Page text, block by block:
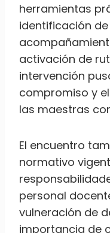
herramientas
identificación
activación de
intervención
compromiso y
las maestras
El encuentro
normativo
personal
vulneración de
importancia de